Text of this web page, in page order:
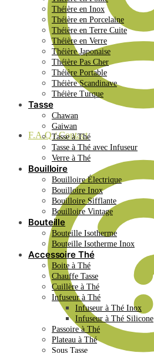
F.A.Q / Contact
Théière en Inox
Théière en Porcelaine
Théière en Terre Cuite
Théière en Verre
Théière Japonaise
Théière Pas Cher
Théière Portable
Théière Scandinave
Théière Turque
Tasse
Chawan
Gaiwan
Tasse à Thé
Tasse à Thé avec Infuseur
Verre à Thé
Bouilloire
Bouilloire Électrique
Bouilloire Inox
Bouilloire Sifflante
Bouilloire Vintage
Bouteille
Bouteille Isotherme
Bouteille Isotherme Inox
Accessoire Thé
Boite à Thé
Chauffe Tasse
Cuillère à Thé
Infuseur à Thé
Infuseur à Thé Inox
Infuseur à Thé Silicone
Passoire à Thé
Plateau à Thé
Sous Tasse